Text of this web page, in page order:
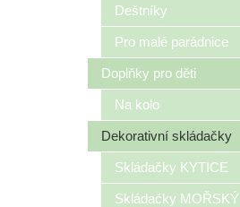
Deštníky
Pro malé parádnice
Doplňky pro děti
Na kolo
Dekorativní skládačky
Skládačky KYTICE
Skládačky